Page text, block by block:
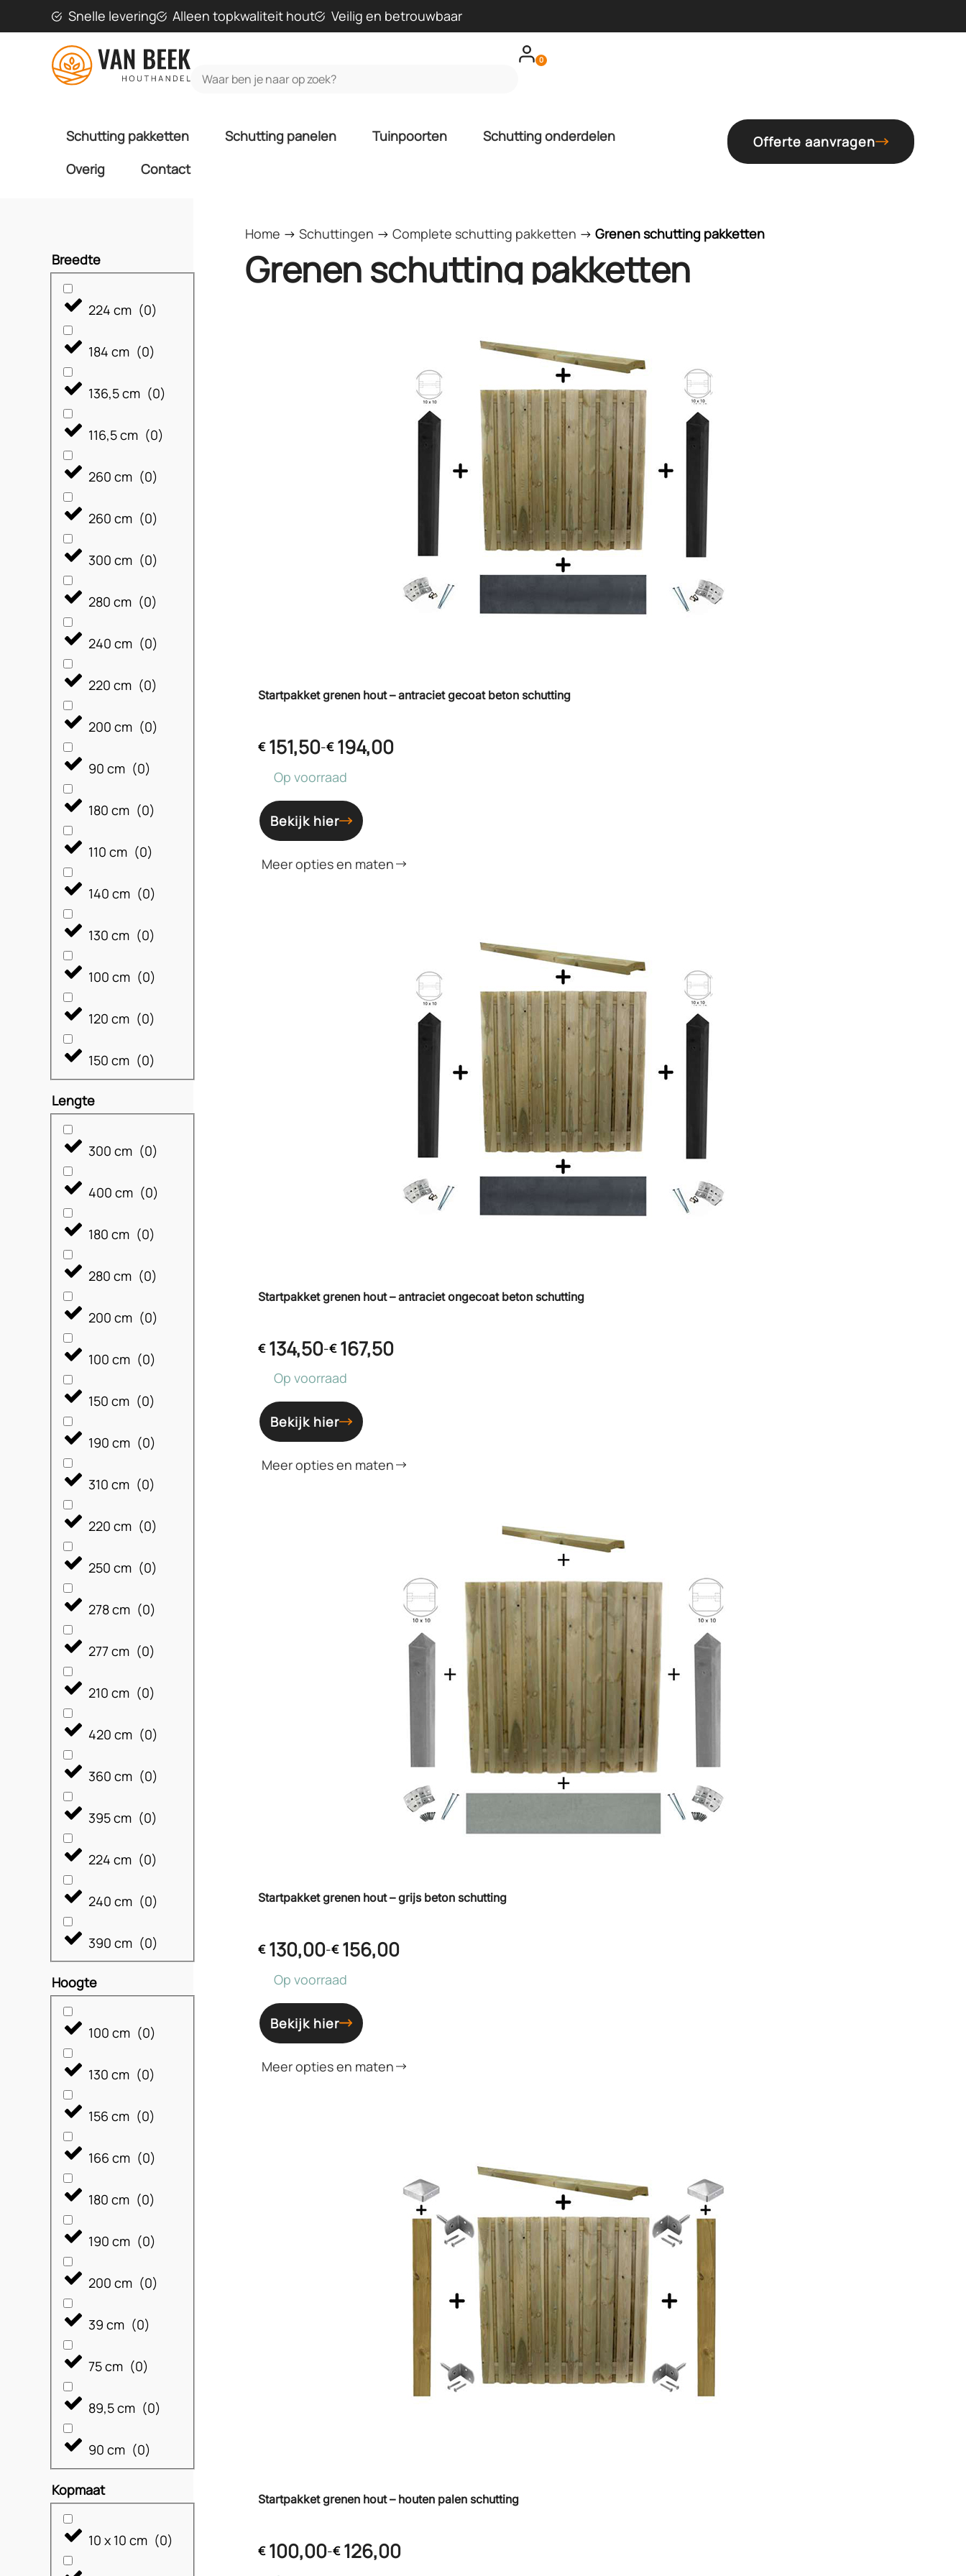
Snelle levering Alleen topkwaliteit hout Veilig en betrouwbaar
0
Schutting pakketten Schutting panelen Tuinpoorten
Schutting onderdelen
Overig
Contact
Offerte aanvragen
Breedte
224 cm (0)
184 cm (0)
136,5 cm (0)
116,5 cm (0)
260 cm (0)
260 cm (0)
300 cm (0)
280 cm (0)
240 cm (0)
220 cm (0)
200 cm (0)
90 cm (0)
180 cm (0)
110 cm (0)
140 cm (0)
130 cm (0)
100 cm (0)
120 cm (0)
150 cm (0)
Lengte
300 cm (0)
400 cm (0)
180 cm (0)
280 cm (0)
200 cm (0)
100 cm (0)
150 cm (0)
190 cm (0)
310 cm (0)
220 cm (0)
250 cm (0)
278 cm (0)
277 cm (0)
210 cm (0)
420 cm (0)
360 cm (0)
395 cm (0)
224 cm (0)
240 cm (0)
390 cm (0)
Hoogte
100 cm (0)
130 cm (0)
156 cm (0)
166 cm (0)
180 cm (0)
190 cm (0)
200 cm (0)
39 cm (0)
75 cm (0)
89,5 cm (0)
90 cm (0)
Kopmaat
10 x 10 cm (0)
Home -> Schuttingen -> Complete schutting pakketten -> Grenen schutting pakketten
Grenen schutting pakketten
Startpakket grenen hout – antraciet gecoat beton schutting
€151,50-€194,00
Op voorraad
Bekijk hier
Meer opties en maten
Startpakket grenen hout – antraciet ongecoat beton schutting
€134,50-€167,50
Op voorraad
Bekijk hier
Meer opties en maten
Startpakket grenen hout – grijs beton schutting
€130,00-€156,00
Op voorraad
Bekijk hier
Meer opties en maten
Startpakket grenen hout – houten palen schutting
€100,00-€126,00